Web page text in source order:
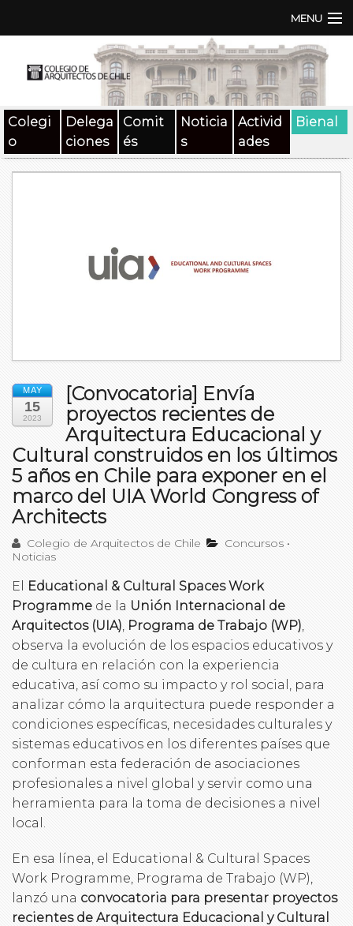
MENU
Documentos
Colegi
o
Delega
ciones
Comit
és
Noticia
s
Activid
ades
Bienal
MAY
15
2023
[Convocatoria] Envía
proyectos recientes de
Arquitectura Educacional y
Cultural construidos en los últimos
5 años en Chile para exponer en el
marco del UIA World Congress of
Architects
Colegio de Arquitectos de Chile Concursos •
Noticias
El
Educational & Cultural Spaces Work
Programme de la Unión Internacional de
Arquitectos (UIA) Programa de Trabajo (WP)
observa la evolución de los espacios educativos y
de cultura en relación con la experiencia
educativa, así como su impacto y rol social, para
analizar cómo la arquitectura puede responder a
condiciones específicas, necesidades culturales y
sistemas educativos en los diferentes países que
conforman esta federación de asociaciones
profesionales a nivel global y servir como una
herramienta para la toma de decisiones a nivel
local.
En esa línea, el Educational & Cultural Spaces
Work Programme, Programa de Trabajo (WP),
lanzó una convocatoria para presentar proyectos
recientes de Arquitectura Educacional y Cultural